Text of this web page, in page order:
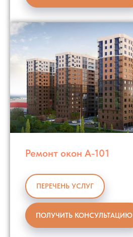
Ремонт окон А-101
ПЕРЕЧЕНЬ УСЛУГ
ПОЛУЧИТЬ КОНСУЛЬТАЦИЮ